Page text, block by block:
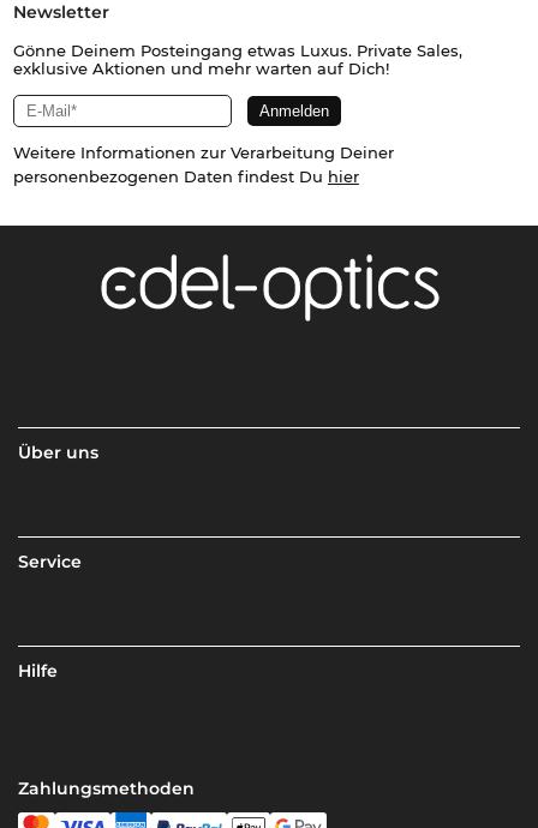
Newsletter
Gönne Deinem Posteingang etwas Luxus. Private Sales,
exklusive Aktionen und mehr warten auf Dich!
Weitere Informationen zur Verarbeitung Deiner
personenbezogenen Daten findest Du hier
Über uns
Service
Hilfe
Zahlungsmethoden